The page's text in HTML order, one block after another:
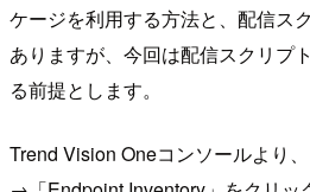
ケージを利用する方法と、配信ス
ありますが、今回は配信スクリプ
る前提とします。
Trend Vision Oneコンソールより